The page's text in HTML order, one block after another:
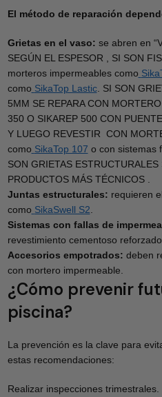
El método de reparación
Grietas en el vaso: se abren en
SEGÚN EL ESPESOR , SI SON
morteros impermeables como
como SikaTop Lastic. SI SON
5MM SE REPARA CON
350 O SIKAREP 500 CON
Y LUEGO REVESTIR CON
como SikaTop 107 o con sistemas
SON GRIETAS
PRODUCTOS MÁS TÉCNICOS .
Juntas estructurales: requieren
como SikaSwell S2
Sistemas con fallas de
revestimiento cementoso
Accesorios empotrados: deben
con mortero impermeable.
¿Cómo prevenir
piscina?
La prevención es la clave para
estas recomendaciones:
Realizar inspecciones trimestrales.